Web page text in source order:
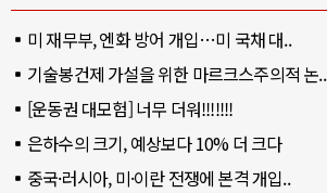
미 재무부, 엔화 방어 개입…미 국채 대..
기술봉건제 가설을 위한 마르크스주의적 논..
[운동권 대모험] 너무 더워!!!!!!!
은하수의 크기, 예상보다 10% 더 크다
중국·러시아, 미·이란 전쟁에 본격 개입..